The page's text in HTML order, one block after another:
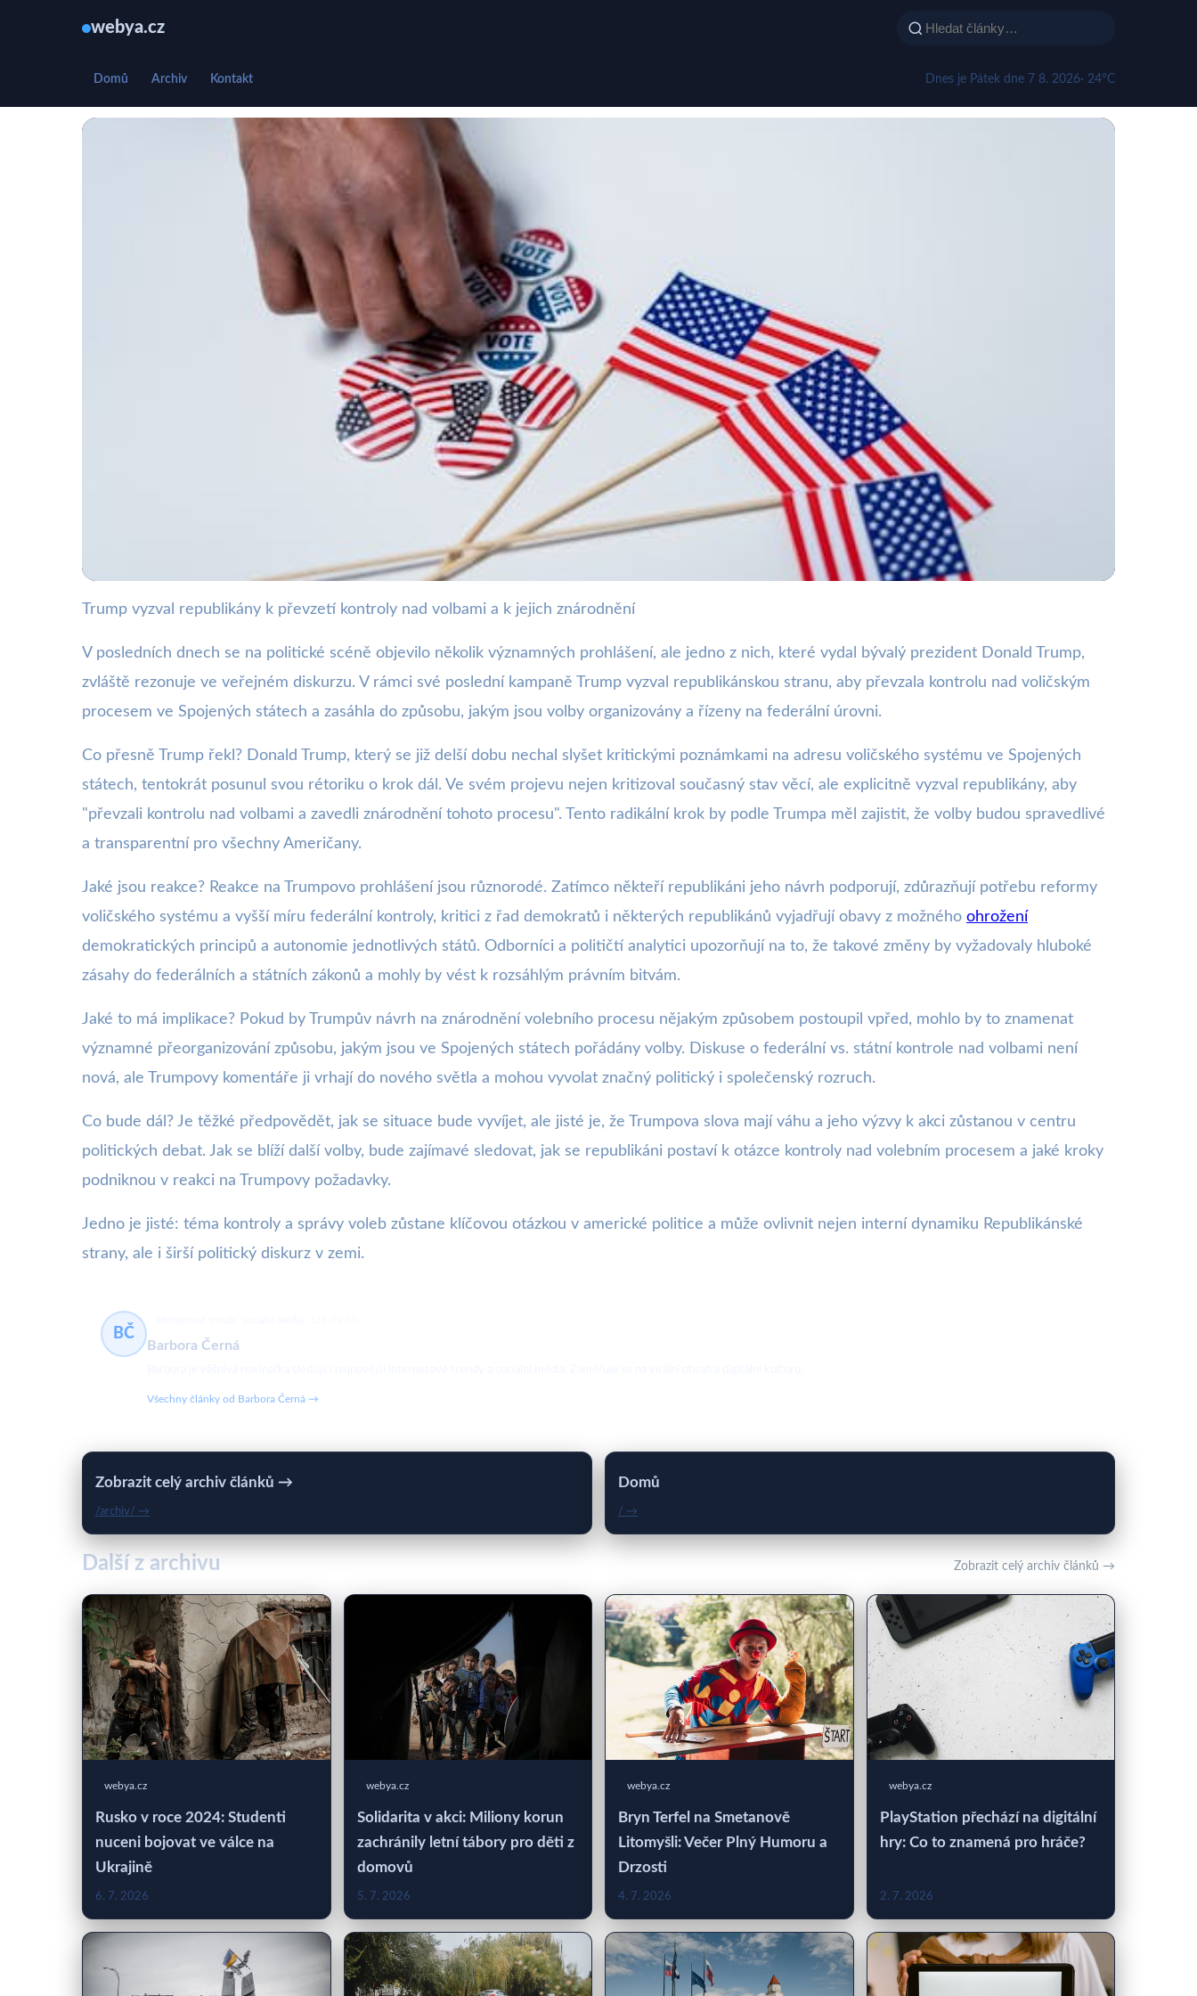
webya.cz
Domů Archiv Kontakt Dnes je Pátek dne 7 8. 2026· 24°C
webya.cz
Trump žádá republikány o znárodnění volebního procesu v USA
4. 2. 2026 · 3 min čtení · Autor: Barbora Černá
Trump vyzval republikány k převzetí kontroly nad volbami a k jejich znárodnění
V posledních dnech se na politické scéně objevilo několik významných prohlášení, ale jedno z nich, které vydal bývalý prezident Donald Trump,
zvláště rezonuje ve veřejném diskurzu. V rámci své poslední kampaně Trump vyzval republikánskou stranu, aby převzala kontrolu nad voličským
procesem ve Spojených státech a zasáhla do způsobu, jakým jsou volby organizovány a řízeny na federální úrovni.
Co přesně Trump řekl? Donald Trump, který se již delší dobu nechal slyšet kritickými poznámkami na adresu voličského systému ve Spojených
státech, tentokrát posunul svou rétoriku o krok dál. Ve svém projevu nejen kritizoval současný stav věcí, ale explicitně vyzval republikány, aby
"převzali kontrolu nad volbami a zavedli znárodnění tohoto procesu". Tento radikální krok by podle Trumpa měl zajistit, že volby budou spravedlivé
a transparentní pro všechny Američany.
Jaké jsou reakce? Reakce na Trumpovo prohlášení jsou různorodé. Zatímco někteří republikáni jeho návrh podporují, zdůrazňují potřebu reformy
voličského systému a vyšší míru federální kontroly, kritici z řad demokratů i některých republikánů vyjadřují obavy z možného ohrožení
demokratických principů a autonomie jednotlivých států. Odborníci a političtí analytici upozorňují na to, že takové změny by vyžadovaly hluboké
zásahy do federálních a státních zákonů a mohly by vést k rozsáhlým právním bitvám.
Jaké to má implikace? Pokud by Trumpův návrh na znárodnění volebního procesu nějakým způsobem postoupil vpřed, mohlo by to znamenat
významné přeorganizování způsobu, jakým jsou ve Spojených státech pořádány volby. Diskuse o federální vs. státní kontrole nad volbami není
nová, ale Trumpovy komentáře ji vrhají do nového světla a mohou vyvolat značný politický i společenský rozruch.
Co bude dál? Je těžké předpovědět, jak se situace bude vyvíjet, ale jisté je, že Trumpova slova mají váhu a jeho výzvy k akci zůstanou v centru
politických debat. Jak se blíží další volby, bude zajímavé sledovat, jak se republikáni postaví k otázce kontroly nad volebním procesem a jaké kroky
podniknou v reakci na Trumpovy požadavky.
Jedno je jisté: téma kontroly a správy voleb zůstane klíčovou otázkou v americké politice a může ovlivnit nejen interní dynamiku Republikánské
strany, ale i širší politický diskurz v zemi.
BČ
Barbora Černá
Všechny články od Barbora Černá →
Zobrazit celý archiv článků →
/archiv/ →
Domů
/ →
Další z archivu Zobrazit celý archiv článků →
webya.cz
Rusko v roce 2024: Studenti
nuceni bojovat ve válce na
Ukrajině
6. 7. 2026
webya.cz
Solidarita v akci: Miliony korun
zachránily letní tábory pro děti z
domovů
5. 7. 2026
webya.cz
Bryn Terfel na Smetanově
Litomyšli: Večer Plný Humoru a
Drzosti
4. 7. 2026
webya.cz
PlayStation přechází na digitální
hry: Co to znamená pro hráče?
2. 7. 2026